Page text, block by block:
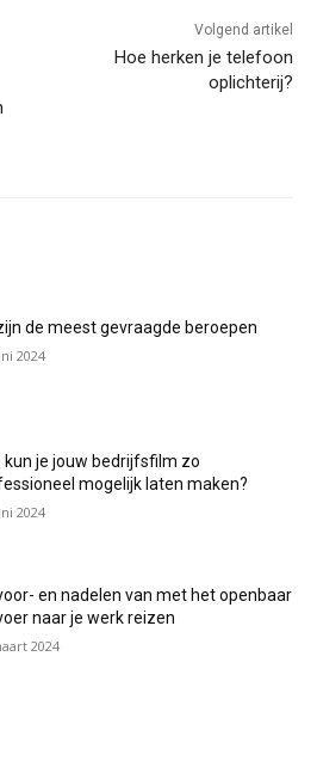
Volgend artikel
Hoe herken je telefoon
oplichterij?
de meest gevraagde beroepen
2024
kun je jouw bedrijfsfilm zo
mogelijk laten maken?
2024
en nadelen van met het openbaar
naar je werk reizen
2024